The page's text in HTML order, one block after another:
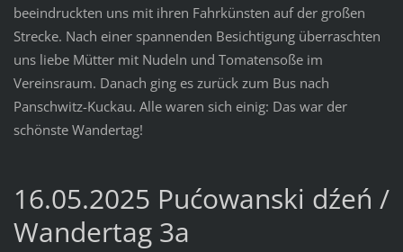
beeindruckten uns mit ihren Fahrkünsten auf der großen
Strecke. Nach einer spannenden Besichtigung überraschten
uns liebe Mütter mit Nudeln und Tomatensoße im
Vereinsraum. Danach ging es zurück zum Bus nach
Panschwitz-Kuckau. Alle waren sich einig: Das war der
schönste Wandertag!
16.05.2025 Pućowanski dźeń /
Wandertag 3a